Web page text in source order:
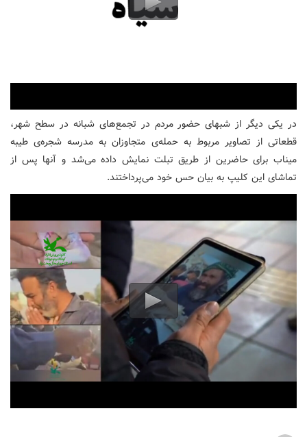
در یکی دیگر از شبهای حضور مردم در تجمع‌های شبانه در سطح شهر،
قطعاتی از تصاویر مربوط به حمله‌ی متجاوزان به مدرسه شجره‌ی طیبه
میناب برای حاضرین از طریق تبلت نمایش داده می‌شد و آنها پس از
تماشای این کلیپ به بیان حس خود می‌پرداختند.